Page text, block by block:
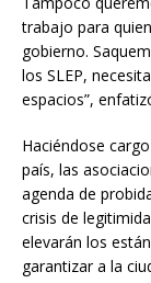
trabajo para
gobierno.
los SLEP,
espacios”,
Haciéndose
país, las
agenda de
crisis de
elevarán los
garantizar a la